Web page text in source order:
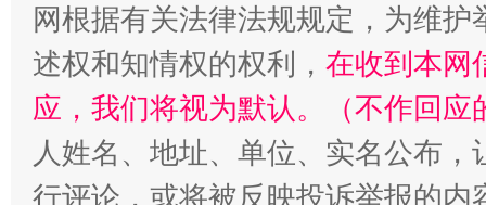
网根据有关法律法规规定，为维
述权和知情权的权利， 在收到本网
应，我们将视为默认。（不作回应
人姓名、地址、单位、实名公布
行评论，或将被反映投诉举报的